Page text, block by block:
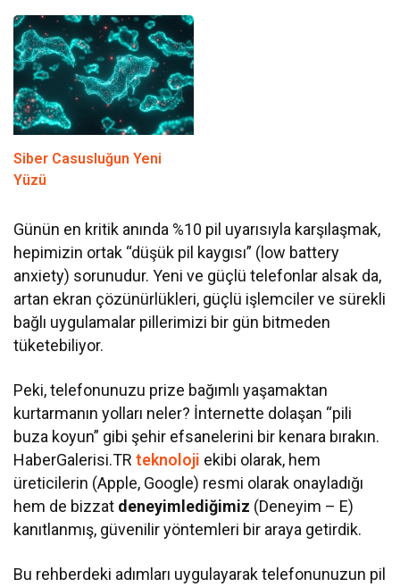
Siber Casusluğun Yeni
Yüzü
Günün en kritik anında %10 pil uyarısıyla karşılaşmak,
hepimizin ortak “düşük pil kaygısı” (low battery
anxiety) sorunudur. Yeni ve güçlü telefonlar alsak da,
artan ekran çözünürlükleri, güçlü işlemciler ve sürekli
bağlı uygulamalar pillerimizi bir gün bitmeden
tüketebiliyor.
Peki, telefonunuzu prize bağımlı yaşamaktan
kurtarmanın yolları neler? İnternette dolaşan “pili
buza koyun” gibi şehir efsanelerini bir kenara bırakın.
HaberGalerisi.TRteknoloji ekibi olarak, hem
üreticilerin (Apple, Google) resmi olarak onayladığı
hem de bizzat deneyimlediğimiz (Deneyim – E)
kanıtlanmış, güvenilir yöntemleri bir araya getirdik.
Bu rehberdeki adımları uygulayarak telefonunuzun pil